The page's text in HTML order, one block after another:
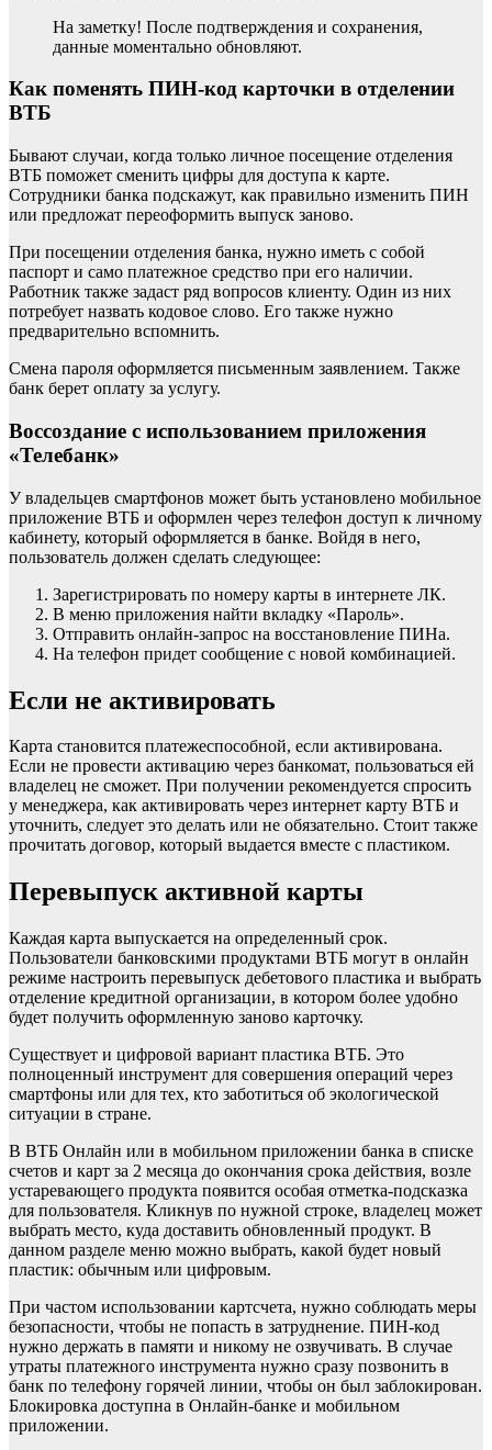
На заметку! После подтверждения и сохранения,
данные моментально обновляют.
Как поменять ПИН-код карточки в отделении
ВТБ
Бывают случаи, когда только личное посещение отделения
ВТБ поможет сменить цифры для доступа к карте.
Сотрудники банка подскажут, как правильно изменить ПИН
или предложат переоформить выпуск заново.
При посещении отделения банка, нужно иметь с собой
паспорт и само платежное средство при его наличии.
Работник также задаст ряд вопросов клиенту. Один из них
потребует назвать кодовое слово. Его также нужно
предварительно вспомнить.
Смена пароля оформляется письменным заявлением. Также
банк берет оплату за услугу.
Воссоздание с использованием приложения
«Телебанк»
У владельцев смартфонов может быть установлено мобильное
приложение ВТБ и оформлен через телефон доступ к личному
кабинету, который оформляется в банке. Войдя в него,
пользователь должен сделать следующее:
Зарегистрировать по номеру карты в интернете ЛК.
В меню приложения найти вкладку «Пароль».
Отправить онлайн-запрос на восстановление ПИНа.
На телефон придет сообщение с новой комбинацией.
Если не активировать
Карта становится платежеспособной, если активирована.
Если не провести активацию через банкомат, пользоваться ей
владелец не сможет. При получении рекомендуется спросить
у менеджера, как активировать через интернет карту ВТБ и
уточнить, следует это делать или не обязательно. Стоит также
прочитать договор, который выдается вместе с пластиком.
Перевыпуск активной карты
Каждая карта выпускается на определенный срок.
Пользователи банковскими продуктами ВТБ могут в онлайн
режиме настроить перевыпуск дебетового пластика и выбрать
отделение кредитной организации, в котором более удобно
будет получить оформленную заново карточку.
Существует и цифровой вариант пластика ВТБ. Это
полноценный инструмент для совершения операций через
смартфоны или для тех, кто заботиться об экологической
ситуации в стране.
В ВТБ Онлайн или в мобильном приложении банка в списке
счетов и карт за 2 месяца до окончания срока действия, возле
устаревающего продукта появится особая отметка-подсказка
для пользователя. Кликнув по нужной строке, владелец может
выбрать место, куда доставить обновленный продукт. В
данном разделе меню можно выбрать, какой будет новый
пластик: обычным или цифровым.
При частом использовании картсчета, нужно соблюдать меры
безопасности, чтобы не попасть в затруднение. ПИН-код
нужно держать в памяти и никому не озвучивать. В случае
утраты платежного инструмента нужно сразу позвонить в
банк по телефону горячей линии, чтобы он был заблокирован.
Блокировка доступна в Онлайн-банке и мобильном
приложении.